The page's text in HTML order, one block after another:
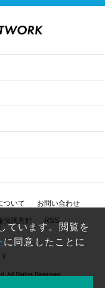
ついて お問い合わせ
保護方針 RSS
All Rights Reserved.
ています。閲覧を
に同意したことに